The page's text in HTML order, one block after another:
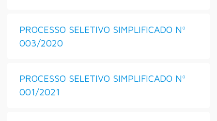
PROCESSO SELETIVO SIMPLIFICADO Nº
003/2020
PROCESSO SELETIVO SIMPLIFICADO Nº
001/2021